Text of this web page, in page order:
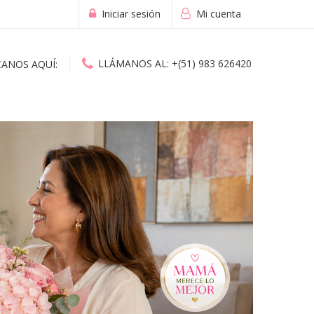
Mi cuenta
Iniciar sesión
AQUÍ: LLÁMANOS AL: +(51) 983 626420